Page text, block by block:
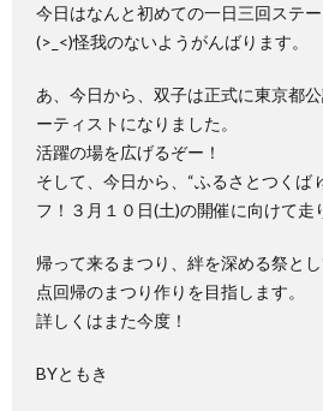
今日はなんと初めての一日三回ステ
(>_<)怪我のないようがんばります。
あ、今日から、双子は正式に東京都
ーティストになりました。
活躍の場を広げるぞー！
そして、今日から、“ふるさとつくば
フ！３月１０日(土)の開催に向けて走
帰って来るまつり、絆を深める祭と
点回帰のまつり作りを目指します。
詳しくはまた今度！
BYともき